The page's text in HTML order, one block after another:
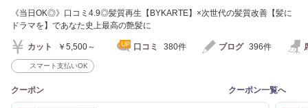
《当日OK◎》口コミ4.9◎髪質再生【BYKARTE】×次世代の髪質改善【髪に
ドラマを】であなた史上最高の艶髪に
カット ￥5,500～ 口コミ 380件 ブログ 396件
スマート支払いOK
クーポン クーポン一覧へ